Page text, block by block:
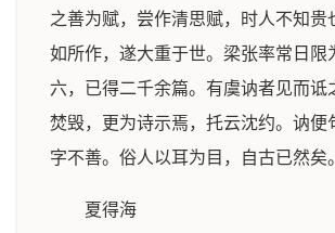
之善为赋，尝作清思赋，时人不知贵
如所作，遂大重于世。梁张率常日限
六，已得二千余篇。有虞讷者见而诋
焚毁，更为诗示焉，托云沈约。讷便
字不善。俗人以耳为目，自古已然矣。
夏得海